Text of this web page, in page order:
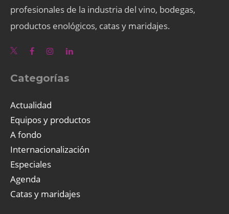
profesionales de la industria del vino, bodegas,
productos enológicos, catas y maridajes.
Categorías
Actualidad
Equipos y productos
A fondo
Internacionalización
Especiales
Agenda
Catas y maridajes